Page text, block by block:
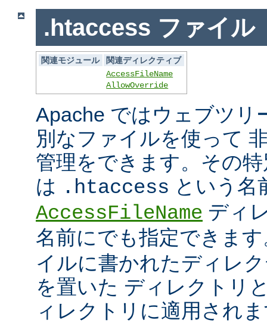
.htaccess ファイル
関連モジュール
関連ディレクティブ
AccessFileName
AllowOverride
Apache ではウェブツリ
別なファイルを使って
管理をできます。その
は .htaccess という名
AccessFileName ディ
名前にでも指定できま
イルに書かれたディレ
を置いた ディレクトリ
ィレクトリに適用され